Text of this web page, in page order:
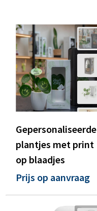
Gepersonaliseerde
plantjes met print
op blaadjes
Prijs op aanvraag